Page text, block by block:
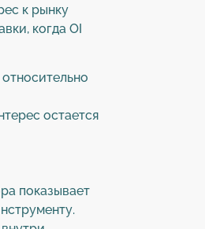
к рынку
когда OI
остается
показывает